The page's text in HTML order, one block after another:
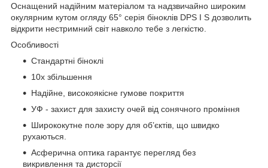
Оснащений надійним матеріалом та надзвичайно широким
окулярним кутом огляду 65° серія біноклів DPS I S дозволить
відкрити нестримний світ навколо тебе з легкістю.
Особливості
Стандартні біноклі
10x збільшення
Надійне, високоякісне гумове покриття
УФ - захист для захисту очей від сонячного проміння
Ширококутне поле зору для об’єктів, що швидко
рухаються.
Асферична оптика гарантує перегляд без
викривлення та дисторсії